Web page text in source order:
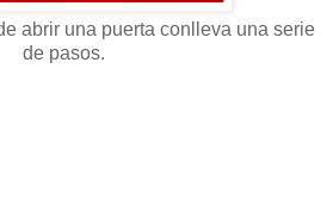
abrir una puerta conlleva una serie
de pasos.